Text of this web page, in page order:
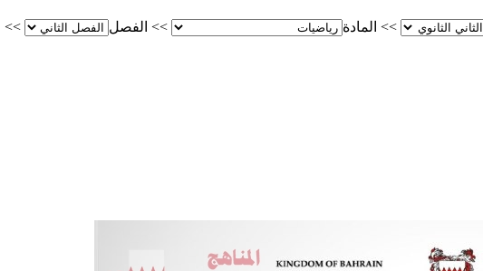
>> المادة >> الفصل >>